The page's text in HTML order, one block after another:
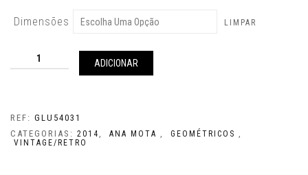
Dimensões LIMPAR
Quantidade
ADICIONAR
REF: GLU54031
CATEGORIAS: 2014, ANA MOTA , GEOMÉTRICOS ,
VINTAGE/RETRO